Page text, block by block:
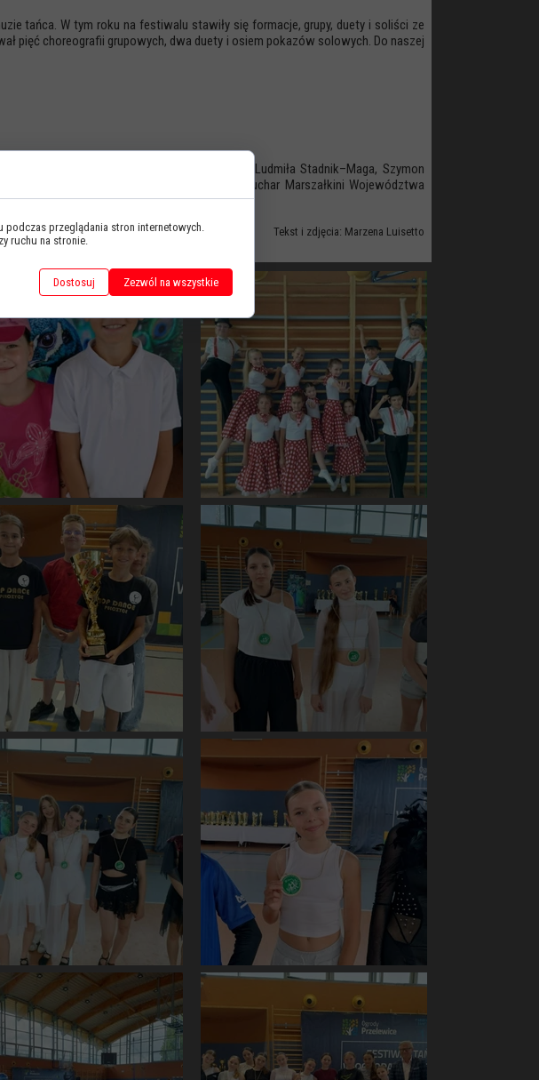
tańca. W tym roku na festiwalu stawiły się formacje, grupy, duety i soliści ze
pięć choreografii grupowych, dwa duety i osiem pokazów solowych. Do naszej
Fieńko, Wiktor Paś, Marcel Graban, Ludmiła Stadnik–Maga, Szymon
z dwóch głównych nagród Festiwalu – Puchar Marszałkini Województwa
Tekst i zdjęcia: Marzena Luisetto
podczas przeglądania stron internetowych.
ruchu na stronie.
Dostosuj Zezwól na wszystkie